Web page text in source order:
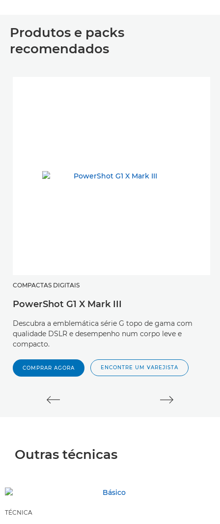
Produtos e packs
recomendados
COMPACTAS DIGITAIS
PowerShot G1 X Mark III
Descubra a emblemática série G topo de gama com
qualidade DSLR e desempenho num corpo leve e
compacto.
COMPRAR AGORA ENCONTRE UM VAREJISTA
Outras técnicas
TÉCNICA